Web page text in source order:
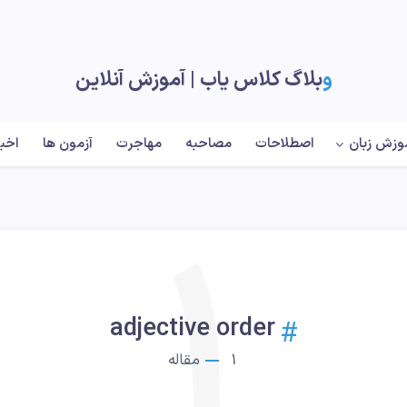
وبلاگ کلاس یاب |‌ آموزش آنلاین
زبان اصطلاحات مصاحبه مهاجرت آزمون ها
adjective order
1 مقاله